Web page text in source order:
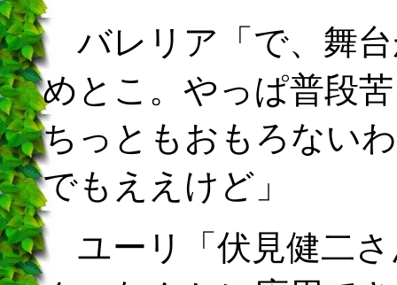
バレリア「で、舞
めとこ。やっぱ普段
ちっともおもろない
でもええけど」
ユーリ「伏見健二さ